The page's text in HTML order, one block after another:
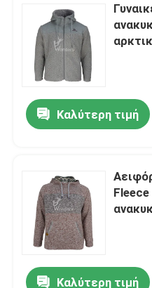
Καλύτερη τιμή
Καλύτερη τιμή